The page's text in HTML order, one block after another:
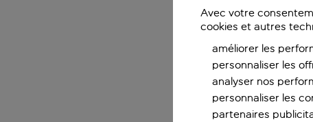
Avec votre
cookies et autres
améliorer les
personnaliser les
analyser nos
personnaliser les
partenaires